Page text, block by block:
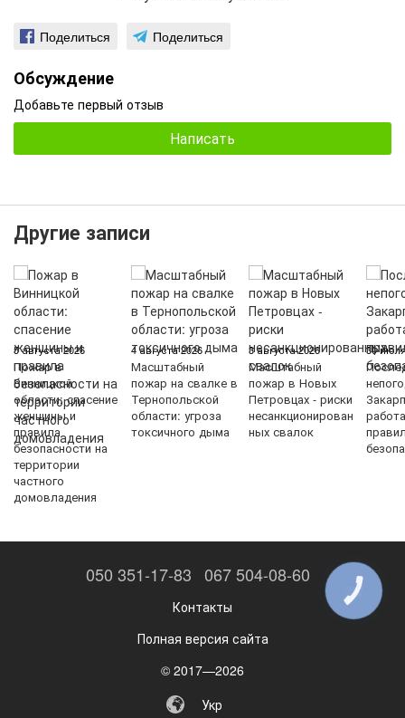
Поделиться Поделиться
Обсуждение
Добавьте первый отзыв
Написать
Другие записи
5 августа 2026
Пожар в
Винницкой
области: спасение
женщины и
правила
безопасности на
территории
частного
домовладения
4 августа 2026
Масштабный
пожар на свалке в
Тернопольской
области: угроза
токсичного дыма
3 августа 2026
Масштабный
пожар в Новых
Петровцах - риски
несанкционирован
ных свалок
30
050 351-17-83 067 504-08-60
Контакты
Полная версия сайта
© 2017—2026
Укр
КНОПКА
ЗВ'ЯЗКУ